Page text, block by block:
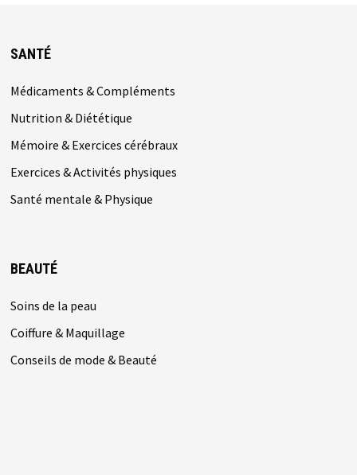
SANTÉ
Médicaments & Compléments
Nutrition & Diététique
Mémoire & Exercices cérébraux
Exercices & Activités physiques
Santé mentale & Physique
BEAUTÉ
Soins de la peau
Coiffure & Maquillage
Conseils de mode & Beauté